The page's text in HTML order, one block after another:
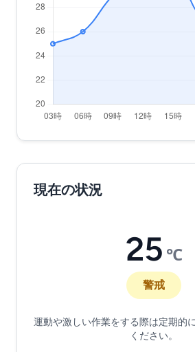
現在の状況
25 ℃
警戒
運動や激しい作業をする際は定期的
ください。